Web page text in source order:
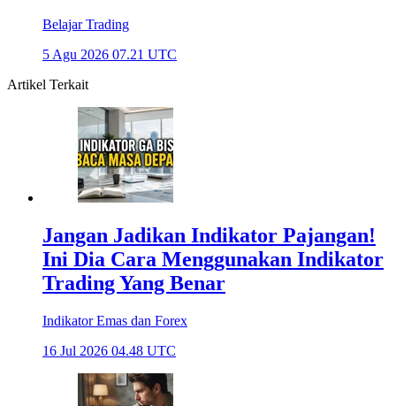
Belajar Trading
5 Agu 2026 07.21 UTC
Artikel Terkait
Jangan Jadikan Indikator Pajangan!
Ini Dia Cara Menggunakan Indikator
Trading Yang Benar
Indikator Emas dan Forex
16 Jul 2026 04.48 UTC